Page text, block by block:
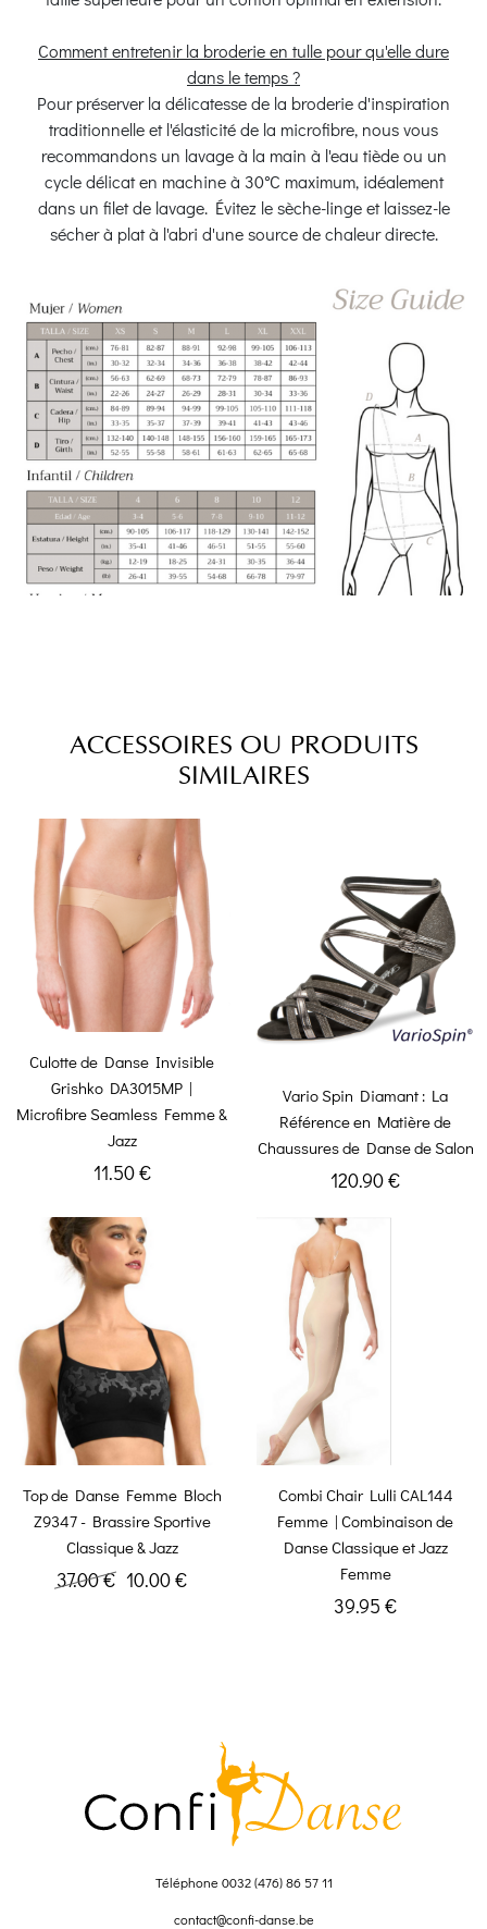
Comment entretenir la broderie en tulle pour qu'elle dure
dans le temps ?
Pour préserver la délicatesse de la broderie d'inspiration
traditionnelle et l'élasticité de la microfibre, nous vous
recommandons un lavage à la main à l'eau tiède ou un
cycle délicat en machine à 30°C maximum, idéalement
dans un filet de lavage. Évitez le sèche-linge et laissez-le
sécher à plat à l'abri d'une source de chaleur directe.
ACCESSOIRES OU PRODUITS
SIMILAIRES
Culotte de Danse Invisible
Grishko DA3015MP |
Microfibre Seamless Femme &
Jazz
11.50 €
Vario Spin Diamant : La
Référence en Matière de
Chaussures de Danse de Salon
120.90 €
Top de Danse Femme Bloch
Z9347 - Brassire Sportive
Classique & Jazz
37.00 € 10.00 €
Combi Chair Lulli CAL144
Femme | Combinaison de
Danse Classique et Jazz
Femme
39.95 €
Téléphone 0032 (476) 86 57 11
contact@confi-danse.be